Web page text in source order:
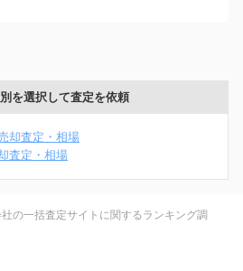
を選択して査定を依頼
却査定・相場
査定・相場
の一括査定サイトに関するランキング調